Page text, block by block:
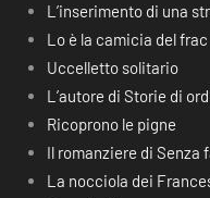
L’inserimento di una
Lo è la camicia del frac
Uccelletto solitario
L’autore di Storie di
Ricoprono le pigne
Il romanziere di Senza
La nocciola dei